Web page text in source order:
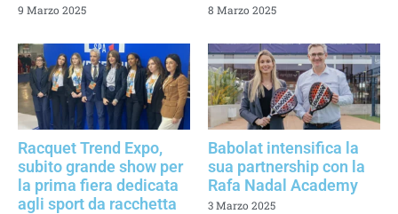
9 Marzo 2025 8 Marzo 2025
Racquet Trend Expo,
subito grande show per
la prima fiera dedicata
agli sport da racchetta
Babolat intensifica la
sua partnership con la
Rafa Nadal Academy
3 Marzo 2025